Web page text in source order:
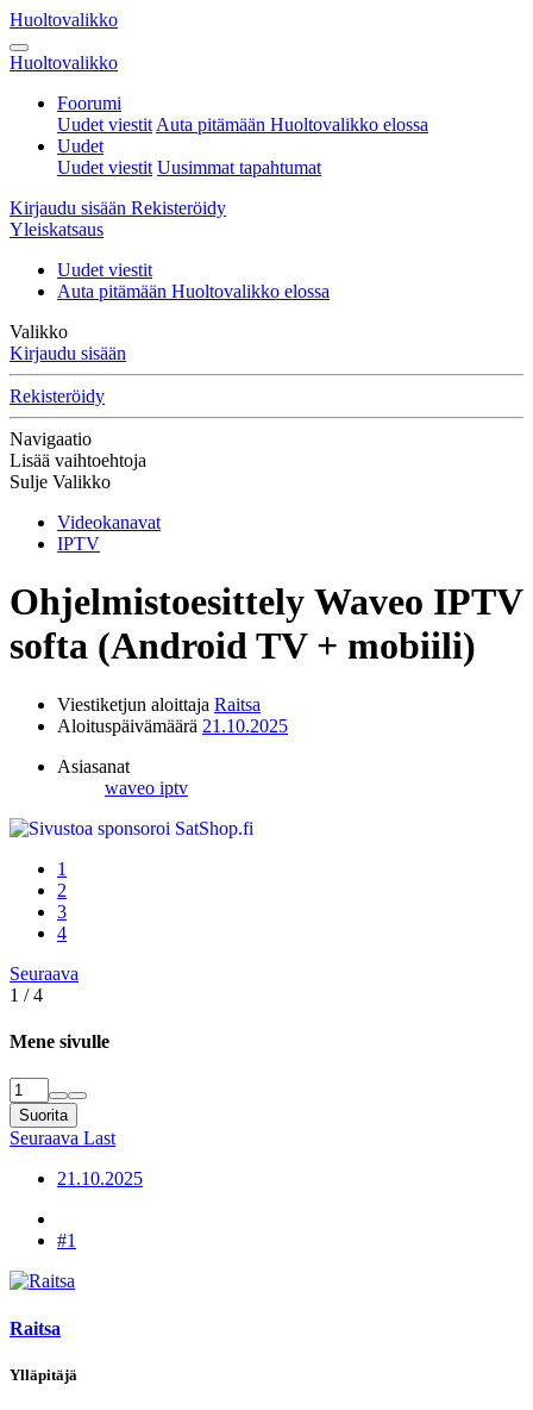
Huoltovalikko
Huoltovalikko
Foorumi
Uudet viestit Auta pitämään Huoltovalikko elossa
Uudet
Uudet viestit Uusimmat tapahtumat
Kirjaudu sisään Rekisteröidy
Yleiskatsaus
Uudet viestit
Auta pitämään Huoltovalikko elossa
Valikko
Kirjaudu sisään
Rekisteröidy
Navigaatio
Lisää vaihtoehtoja
Sulje Valikko
Videokanavat
IPTV
Ohjelmistoesittely Waveo IPTV
softa (Android TV + mobiili)
Viestiketjun aloittaja Raitsa
Aloituspäivämäärä 21.10.2025
Asiasanat
waveo iptv
1
2
3
4
Seuraava
1 / 4
Mene sivulle
Suorita
Seuraava Last
21.10.2025
#1
Raitsa
Ylläpitäjä